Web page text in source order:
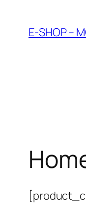
contenu
E-SHOP –